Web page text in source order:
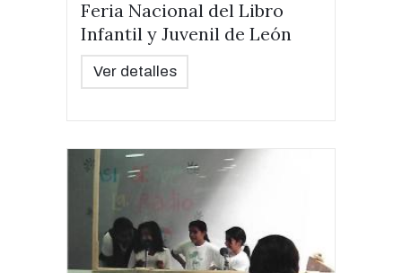
Feria Nacional del Libro
Infantil y Juvenil de León
Ver detalles